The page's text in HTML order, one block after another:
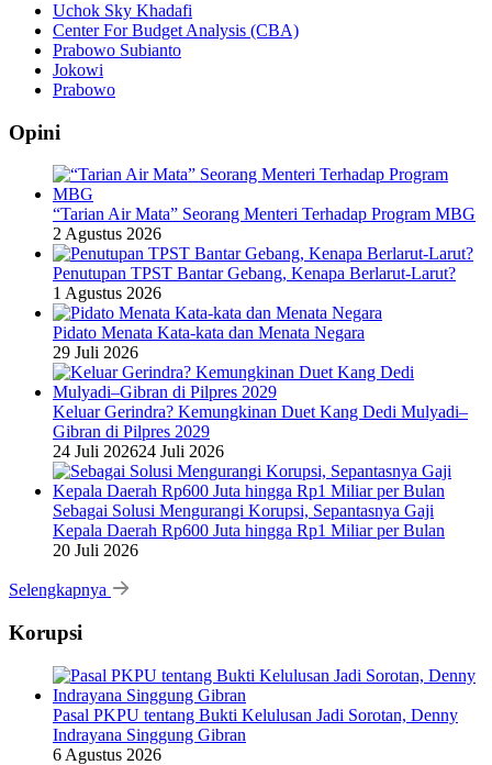
Uchok Sky Khadafi
Center For Budget Analysis (CBA)
Prabowo Subianto
Jokowi
Prabowo
Opini
“Tarian Air Mata” Seorang Menteri Terhadap Program MBG
2 Agustus 2026
Penutupan TPST Bantar Gebang, Kenapa Berlarut-Larut?
1 Agustus 2026
Pidato Menata Kata-kata dan Menata Negara
29 Juli 2026
Keluar Gerindra? Kemungkinan Duet Kang Dedi Mulyadi–
Gibran di Pilpres 2029
24 Juli 202624 Juli 2026
Sebagai Solusi Mengurangi Korupsi, Sepantasnya Gaji
Kepala Daerah Rp600 Juta hingga Rp1 Miliar per Bulan
20 Juli 2026
Selengkapnya
Korupsi
Pasal PKPU tentang Bukti Kelulusan Jadi Sorotan, Denny
Indrayana Singgung Gibran
6 Agustus 2026